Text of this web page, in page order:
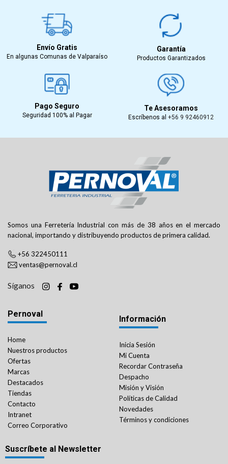
Envío Gratis
En algunas Comunas de Valparaíso
Garantía
Productos Garantizados
Pago Seguro
Seguridad 100% al Pagar
Te Asesoramos
Escríbenos al +56 9 92460912
Somos una Ferretería Industrial con más de 38 años en el mercado
nacional, importando y distribuyendo productos de primera calidad.
+56 322450111
ventas@pernoval.cl
Síganos
Pernoval
Home
Nuestros productos
Ofertas
Marcas
Destacados
Tiendas
Contacto
Intranet
Correo Corporativo
Información
Inicia Sesión
Mi Cuenta
Recordar Contraseña
Despacho
Misión y Visión
Políticas de Calidad
Novedades
Términos y condiciones
Suscríbete al Newsletter